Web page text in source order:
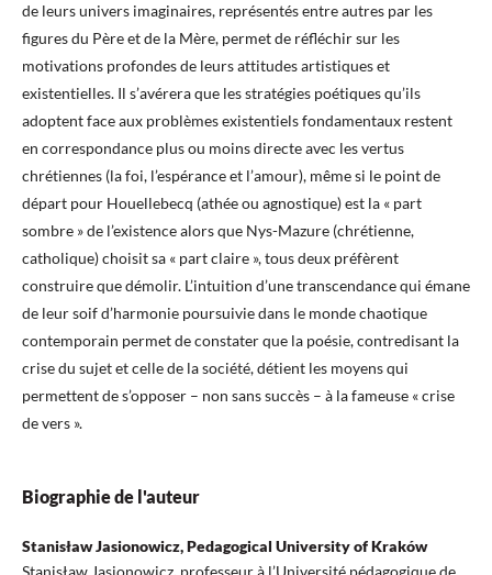
de leurs univers imaginaires, représentés entre autres par les
figures du Père et de la Mère, permet de réfléchir sur les
motivations profondes de leurs attitudes artistiques et
existentielles. Il s’avérera que les stratégies poétiques qu’ils
adoptent face aux problèmes existentiels fondamentaux restent
en correspondance plus ou moins directe avec les vertus
chrétiennes (la foi, l’espérance et l’amour), même si le point de
départ pour Houellebecq (athée ou agnostique) est la « part
sombre » de l’existence alors que Nys-Mazure (chrétienne,
catholique) choisit sa « part claire », tous deux préfèrent
construire que démolir. L’intuition d’une transcendance qui émane
de leur soif d’harmonie poursuivie dans le monde chaotique
contemporain permet de constater que la poésie, contredisant la
crise du sujet et celle de la société, détient les moyens qui
permettent de s’opposer – non sans succès – à la fameuse « crise
de vers ».
Biographie de l'auteur
Stanisław Jasionowicz, Pedagogical University of Kraków
Stanisław Jasionowicz, professeur à l’Université pédagogique de